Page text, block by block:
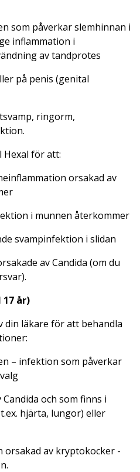
som påverkar slemhinnan i
inflammation i
av tandprotes
på penis (genital
ringorm,
Hexal för att:
orsakad av
i munnen återkommer
svampinfektion i slidan
avCandida (om du
år)
din läkare för att behandla
– infektion som påverkar
Candida och som finns i
hjärta, lungor) eller
av kryptokocker -